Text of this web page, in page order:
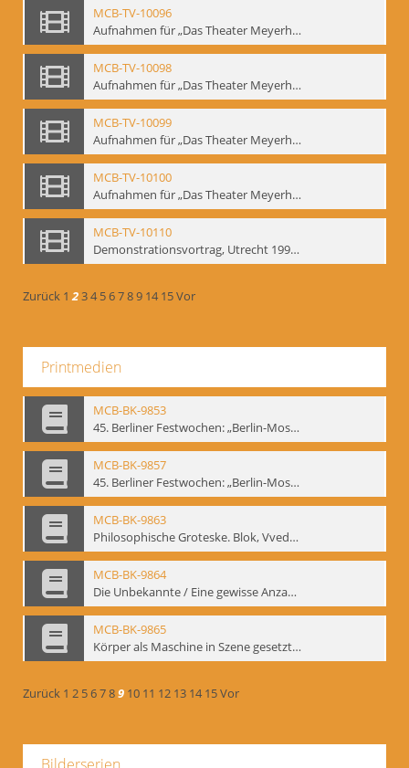
MCB-TV-10096
Aufnahmen für „Das Theater Meyerholds und die Biomechanik“ (6). Biomechanische Grundelemente und szenische Umsetzung, Ausschnitt 2 - Interne Signatur: BM-vid-6_A2
MCB-TV-10098
Aufnahmen für „Das Theater Meyerholds und die Biomechanik“ (7). Biomechanische Etüden – Detailstudien, Ausschnitt 1 - Interne Signatur: BM-vid-7_A1
MCB-TV-10099
Aufnahmen für „Das Theater Meyerholds und die Biomechanik“ (7). Biomechanische Etüden – Detailstudien, Ausschnitt 2 - Interne Signatur: BM-vid-7_A2
MCB-TV-10100
Aufnahmen für „Das Theater Meyerholds und die Biomechanik“ (7). Biomechanische Etüden – Detailstudien, Ausschnitt 3 - Interne Signatur: BM-vid-7_A3
MCB-TV-10110
Demonstrationsvortrag, Utrecht 1991 (1) - Interne Signatur: BM-vid-17
Zurück 1 234 56789 14 15Vor
Printmedien
MCB-BK-9853
45. Berliner Festwochen: „Berlin-Moskau. Moskau-Berlin 1900-1950“, Berlin 1995 - interne Signatur: BM-prt-59-1
MCB-BK-9857
45. Berliner Festwochen: „Berlin-Moskau. Moskau-Berlin 1900-1950“, Berlin 1995 - interne Signatur: BM-prt-59-5
MCB-BK-9863
Philosophische Groteske. Blok, Vvedenskij und Meyerhold im bat Studiotheater - interne Signatur: BM-prt-60
MCB-BK-9864
Die Unbekannte / Eine gewisse Anzahl Gespräche - interne Signatur: BM-prt-61
MCB-BK-9865
Körper als Maschine in Szene gesetzt. „bat“-Studiotheater mit Neuinszenierungen - interne Signatur: BM-prt-62
Zurück 1 2 56789 10 11 12 13 14 15Vor